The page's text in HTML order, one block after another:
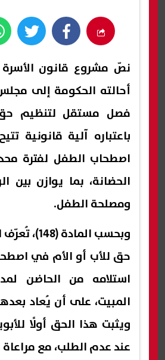
نصّ مشروع قانون الأسرة
أحالته الحكومة إلى
فصل مستقل لتنظيم حق
باعتباره آلية قانونية
اصطحاب الطفل لفترة
الحضانة، بما يوازن بين
ومصلحة الطفل.
وبحسب المادة
حق للأب أو الأم في
استلامه من الحاضن
المبيت، على أن يُعاد
ويثبت هذا الحق أولًا
عند عدم الطلب، مع